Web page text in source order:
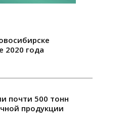
2020 года
почти 500 тонн
продукции